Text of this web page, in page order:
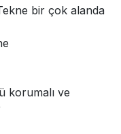
bir çok alanda
korumalı ve